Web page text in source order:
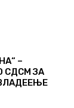
–
СДСМ ЗА